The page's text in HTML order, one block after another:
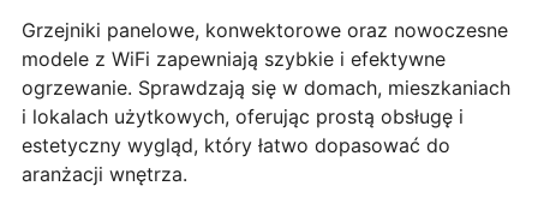
Grzejniki panelowe, konwektorowe oraz nowoczesne
modele z WiFi zapewniają szybkie i efektywne
ogrzewanie. Sprawdzają się w domach, mieszkaniach
i lokalach użytkowych, oferując prostą obsługę i
estetyczny wygląd, który łatwo dopasować do
aranżacji wnętrza.